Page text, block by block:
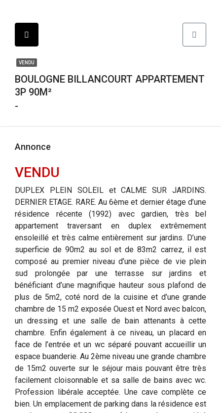
VENDU
BOULOGNE BILLANCOURT APPARTEMENT
3P 90M²
-
Annonce
VENDU
DUPLEX PLEIN SOLEIL et CALME SUR JARDINS.
DERNIER ETAGE. RARE. Au 6ème et dernier étage d’une
résidence récente (1992) avec gardien, très bel
appartement traversant en duplex extrêmement
ensoleillé et très calme entièrement sur jardins. D’une
superficie de 90m2 au sol et de 83m2 carrez, il est
composé au premier niveau d’une pièce de vie plein
sud prolongée par une terrasse sur jardins et
bénéficiant d’une magnifique hauteur sous plafond de
plus de 5m2, coté nord de la cuisine et d’une grande
chambre de 15 m2 exposée Ouest et Nord avec balcon,
un dressing et une salle de bain attenants à cette
chambre. Enfin également à ce niveau, un placard en
face de l’entrée et un wc séparé pouvant accueillir un
espace buanderie. Au 2ème niveau une grande chambre
de 15m2 ouverte sur le séjour mais pouvant être très
facilement cloisonnable et sa salle de bains avec wc.
Profession libérale acceptée. Une cave complète ce
bien. Un emplacement de parking dans la résidence est